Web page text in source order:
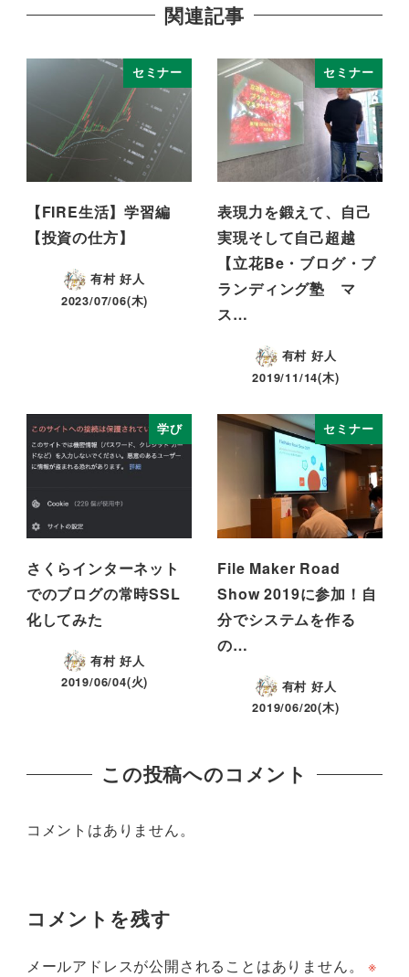
関連記事
セミナー
【FIRE生活】学習編
【投資の仕方】
有村 好人
2023/07/06(木)
セミナー
表現力を鍛えて、自己
実現そして自己超越
【立花Be・ブログ・ブ
ランディング塾 マ
ス…
有村 好人
2019/11/14(木)
学び
さくらインターネット
でのブログの常時SSL
化してみた
有村 好人
2019/06/04(火)
セミナー
File Maker Road
Show 2019に参加！自
分でシステムを作る
の…
有村 好人
2019/06/20(木)
この投稿へのコメント
コメントはありません。
コメントを残す
メールアドレスが公開されることはありません。
※